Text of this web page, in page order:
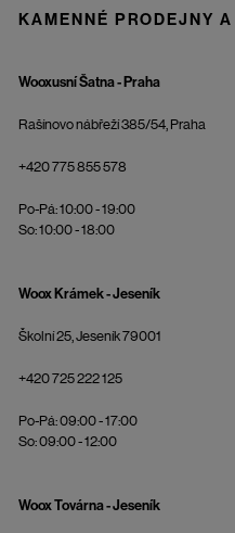
KAMENNÉ PRODEJNY
Wooxusní Šatna - Praha
Rašínovo nábřeží 385/54, Praha
+420 775 855 578
Po-Pá: 10:00 - 19:00
So: 10:00 - 18:00
Woox Krámek - Jeseník
Školní 25, Jeseník 79001
+420 725 222 125
Po-Pá: 09:00 - 17:00
So: 09:00 - 12:00
Woox Továrna - Jeseník